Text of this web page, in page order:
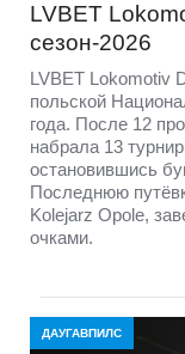
LVBET
сезон-2026
LVBET Lokomotiv
польской
года. После 12
набрала 13
остановившись
Последнюю
Kolejarz Opole,
очками.
ДАУГАВПИЛС